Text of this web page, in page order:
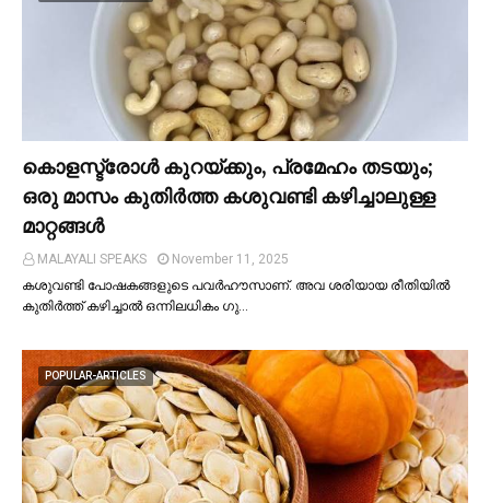
കൊളസ്ട്രോള്‍ കുറയ്ക്കും, പ്രമേഹം തടയും;
ഒരു മാസം കുതിര്‍ത്ത കശുവണ്ടി കഴിച്ചാലുള്ള
മാറ്റങ്ങള്‍
MALAYALI SPEAKS
November 11, 2025
കശുവണ്ടി പോഷകങ്ങളുടെ പവർഹൗസാണ്. അവ ശരിയായ രീതിയില്‍
കുതിർത്ത് കഴിച്ചാല്‍ ഒന്നിലധികം ഗു…
POPULAR-ARTICLES